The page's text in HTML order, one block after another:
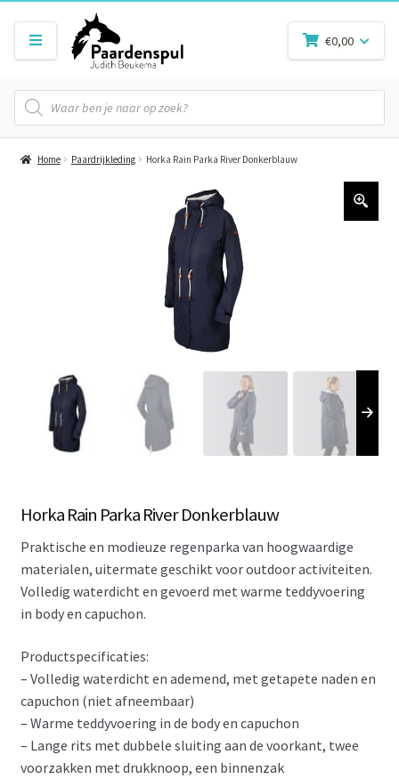
Producten
zoeken
€0,00
Home Paardrijkleding Horka Rain Parka River Donkerblauw
Horka Rain Parka River Donkerblauw
Praktische en modieuze regenparka van hoogwaardige
materialen, uitermate geschikt voor outdoor activiteiten.
Volledig waterdicht en gevoerd met warme teddyvoering
in body en capuchon.
Productspecificaties:
– Volledig waterdicht en ademend, met getapete naden en
capuchon (niet afneembaar)
– Warme teddyvoering in de body en capuchon
– Lange rits met dubbele sluiting aan de voorkant, twee
voorzakken met drukknoop, een binnenzak